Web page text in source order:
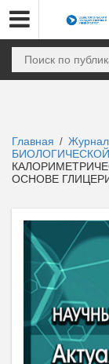
Главная /
ОСНОВЕ